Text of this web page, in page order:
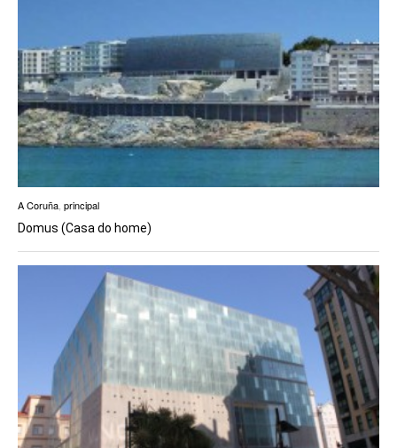
A Coruña principal
Domus (Casa do home)